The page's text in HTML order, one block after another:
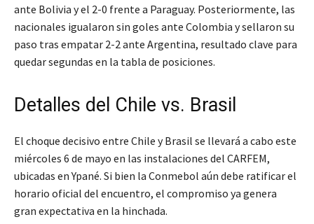
ante Bolivia y el 2-0 frente a Paraguay. Posteriormente, las
nacionales igualaron sin goles ante Colombia y sellaron su
paso tras empatar 2-2 ante Argentina, resultado clave para
quedar segundas en la tabla de posiciones.
Detalles del Chile vs. Brasil
El choque decisivo entre Chile y Brasil se llevará a cabo este
miércoles 6 de mayo en las instalaciones del CARFEM,
ubicadas en Ypané. Si bien la Conmebol aún debe ratificar el
horario oficial del encuentro, el compromiso ya genera
gran expectativa en la hinchada.